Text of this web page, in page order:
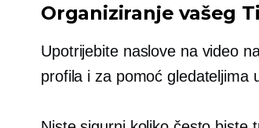
Organiziranje vašeg
Upotrijebite naslove na video
profila i za pomoć gledateljima